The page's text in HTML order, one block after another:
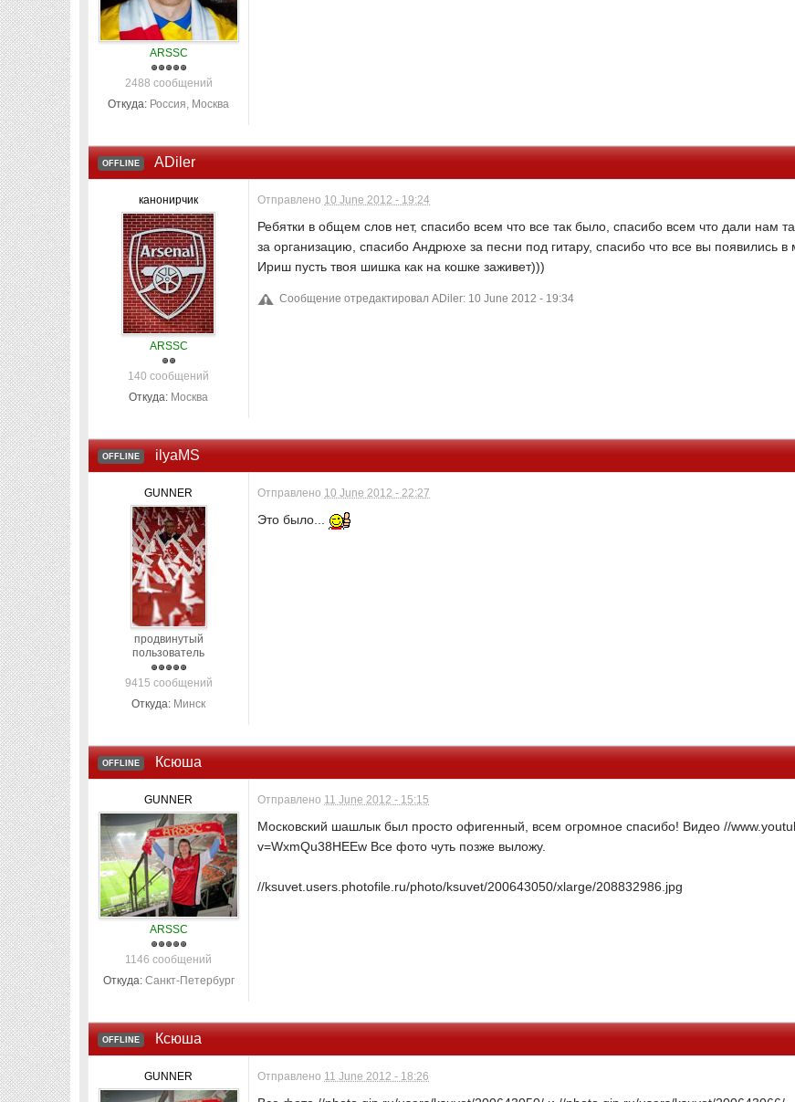
ARSSC
2488 сообщений
Откуда: Россия, Москва
OFFLINE ADiler
канонирчик
ARSSC
140 сообщений
Откуда: Москва
Отправлено 10 June 2012 - 19:24
Ребятки в общем слов нет, спасибо всем что все так было, спасибо всем что дали нам
за организацию, спасибо Андрюхе за песни под гитару, спасибо что все вы появились
Ириш пусть твоя шишка как на кошке заживет)))
Сообщение отредактировал ADiler: 10 June 2012 - 19:34
OFFLINE ilyaMS
GUNNER
продвинутый
пользователь
9415 сообщений
Откуда: Минск
Отправлено 10 June 2012 - 22:27
Это было...
OFFLINE Ксюша
GUNNER
ARSSC
1146 сообщений
Откуда: Санкт-Петербург
Отправлено 11 June 2012 - 15:15
Московский шашлык был просто офигенный, всем огромное спасибо! Видео //
v=WxmQu38HEEw Все фото чуть позже выложу.
//ksuvet.users.photofile.ru/photo/ksuvet/200643050/xlarge/208832986.jpg
OFFLINE Ксюша
GUNNER Отправлено 11 June 2012 - 18:26